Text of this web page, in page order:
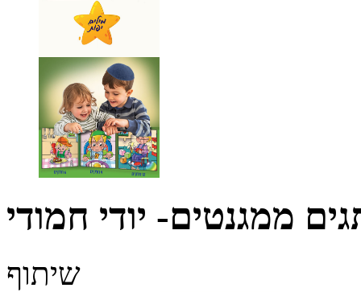
ממגנטים- יודי חמודי
שיתוף